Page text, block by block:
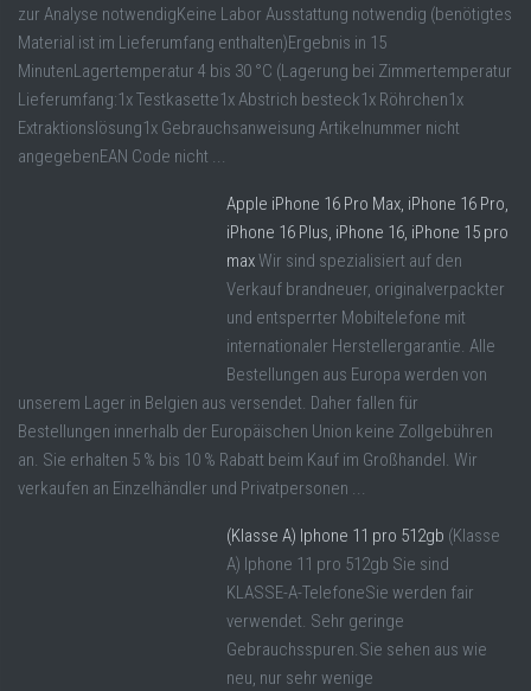
zur Analyse notwendigKeine Labor Ausstattung notwendig (benötigtes
Material ist im Lieferumfang enthalten)Ergebnis in 15
MinutenLagertemperatur 4 bis 30 °C (Lagerung bei Zimmertemperatur
Lieferumfang:1x Testkasette1x Abstrich besteck1x Röhrchen1x
Extraktionslösung1x Gebrauchsanweisung Artikelnummer nicht
angegebenEAN Code nicht ...
Apple iPhone 16 Pro Max, iPhone 16 Pro,
iPhone 16 Plus, iPhone 16, iPhone 15 pro
maxWir sind spezialisiert auf den
Verkauf brandneuer, originalverpackter
und entsperrter Mobiltelefone mit
internationaler Herstellergarantie. Alle
Bestellungen aus Europa werden von
unserem Lager in Belgien aus versendet. Daher fallen für
Bestellungen innerhalb der Europäischen Union keine Zollgebühren
an. Sie erhalten 5 % bis 10 % Rabatt beim Kauf im Großhandel. Wir
verkaufen an Einzelhändler und Privatpersonen ...
(Klasse A) Iphone 11 pro 512gb (Klasse
A) Iphone 11 pro 512gb Sie sind
KLASSE-A-TelefoneSie werden fair
verwendet. Sehr geringe
Gebrauchsspuren.Sie sehen aus wie
neu, nur sehr wenige